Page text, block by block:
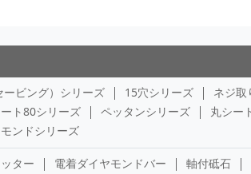
ービング）シリーズ 15穴シリーズ ネジ取
ト80シリーズ
ペッタンシリーズ 丸シー
ンドシリーズ
ター 電着ダイヤモンドバー 軸付砥石